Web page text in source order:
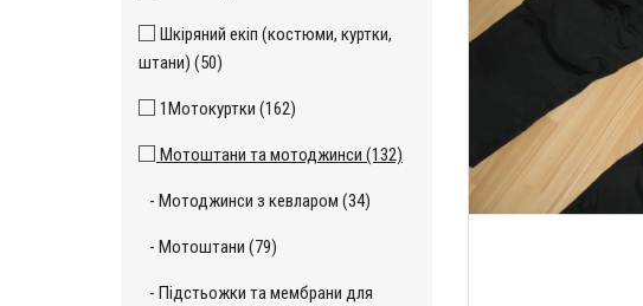
Шкіряний екіп (костюми, куртки,
штани) (50)
1Мотокуртки (162)
Мотоштани та мотоджинси (132)
- Мотоджинси з кевларом (34)
- Мотоштани (79)
- Підстьожки та мембрани для